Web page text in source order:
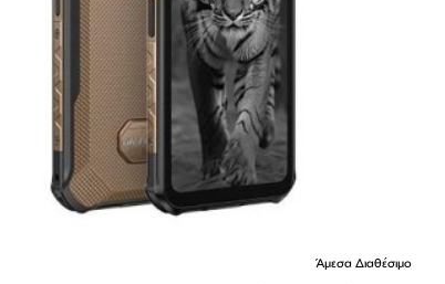
Άμεσα Διαθέσιμο